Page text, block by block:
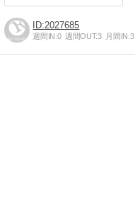
2027685
週間IN:0 週間OUT:3 月間IN:3